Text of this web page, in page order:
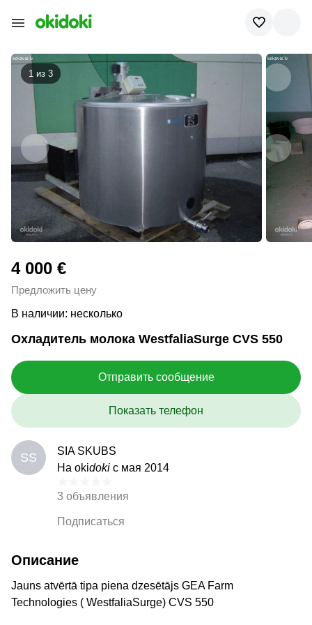
1 из 3
4 000 €
Предложить цену
В наличии: несколько
Охладитель молока WestfaliaSurge CVS 550
Отправить сообщение
Показать телефон
SS
SIA SKUBS
На okidoki с мая 2014
3 объявления
Подписаться
Описание
Jauns atvērtā tipa piena dzesētājs GEA Farm
Technologies ( WestfaliaSurge) CVS 550